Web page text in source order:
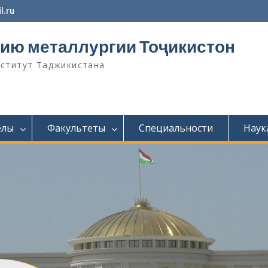
металлургии Тоҷикистон
Таджикистана
Факультеты Специальности